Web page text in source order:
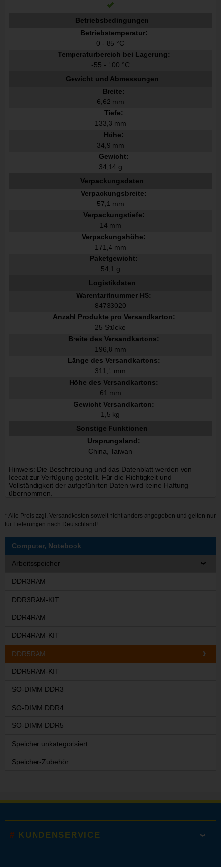
Betriebsbedingungen
Betriebstemperatur:
0 - 85 °C
Temperaturbereich bei Lagerung:
-55 - 100 °C
Gewicht und Abmessungen
Breite:
6,62 mm
Tiefe:
133,3 mm
Höhe:
34,9 mm
Gewicht:
34,14 g
Verpackungsdaten
Verpackungsbreite:
57,1 mm
Verpackungstiefe:
14 mm
Verpackungshöhe:
171,4 mm
Paketgewicht:
54,1 g
Logistikdaten
Warentarifnummer HS:
84733020
Anzahl Produkte pro Versandkarton:
25 Stücke
Breite des Versandkartons:
196,8 mm
Länge des Versandkartons:
311,1 mm
Höhe des Versandkartons:
61 mm
Gewicht Versandkarton:
1,5 kg
Sonstige Funktionen
Ursprungsland:
China, Taiwan
Hinweis: Die Beschreibung und das Datenblatt werden von
Icecat zur Verfügung gestellt. Für die Richtigkeit und
Vollständigkeit der aufgeführten Daten wird keine Haftung
übernommen.
* Alle Preis zzgl. Versandkosten soweit nicht anders angegeben und gelten nur
für Lieferungen nach Deutschland!
Computer, Notebook
Arbeitsspeicher
DDR3RAM
DDR3RAM-KIT
DDR4RAM
DDR4RAM-KIT
DDR5RAM
DDR5RAM-KIT
SO-DIMM DDR3
SO-DIMM DDR4
SO-DIMM DDR5
Speicher unkategorisiert
Speicher-Zubehör
KUNDENSERVICE